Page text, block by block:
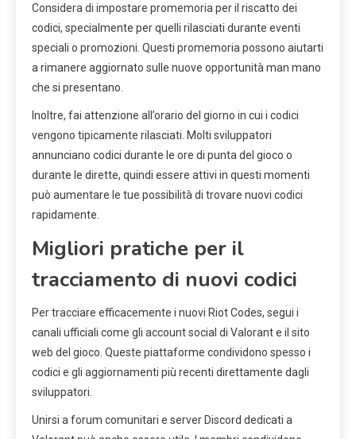
Considera di impostare promemoria per il riscatto dei
codici, specialmente per quelli rilasciati durante eventi
speciali o promozioni. Questi promemoria possono aiutarti
a rimanere aggiornato sulle nuove opportunità man mano
che si presentano.
Inoltre, fai attenzione all’orario del giorno in cui i codici
vengono tipicamente rilasciati. Molti sviluppatori
annunciano codici durante le ore di punta del gioco o
durante le dirette, quindi essere attivi in questi momenti
può aumentare le tue possibilità di trovare nuovi codici
rapidamente.
Migliori pratiche per il
tracciamento di nuovi codici
Per tracciare efficacemente i nuovi Riot Codes, segui i
canali ufficiali come gli account social di Valorant e il sito
web del gioco. Queste piattaforme condividono spesso i
codici e gli aggiornamenti più recenti direttamente dagli
sviluppatori.
Unirsi a forum comunitari e server Discord dedicati a